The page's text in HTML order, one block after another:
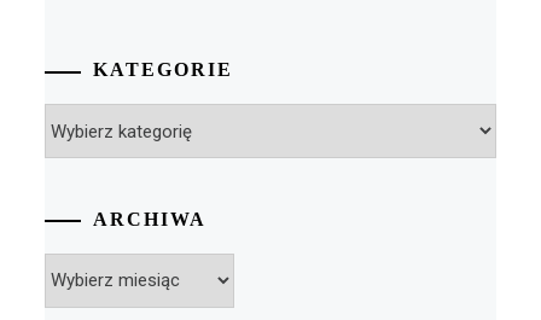
KATEGORIE
ARCHIWA